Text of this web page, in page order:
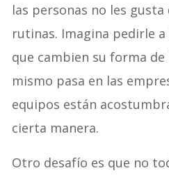
las personas no les
rutinas. Imagina pedirle
que cambien su forma
mismo pasa en las
equipos están
cierta manera.
Otro desafío es que no